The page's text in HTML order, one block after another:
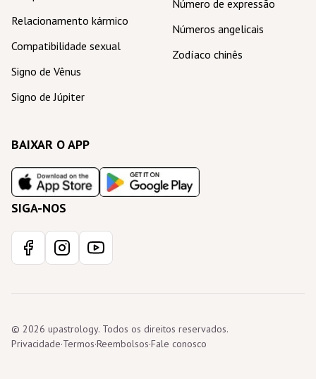
Relacionamento kármico
Compatibilidade sexual
Signo de Vênus
Signo de Júpiter
Número de expressão
Números angelicais
Zodíaco chinês
BAIXAR O APP
SIGA-NOS
© 2026 upastrology. Todos os direitos reservados.
Privacidade·Termos·Reembolsos·Fale conosco